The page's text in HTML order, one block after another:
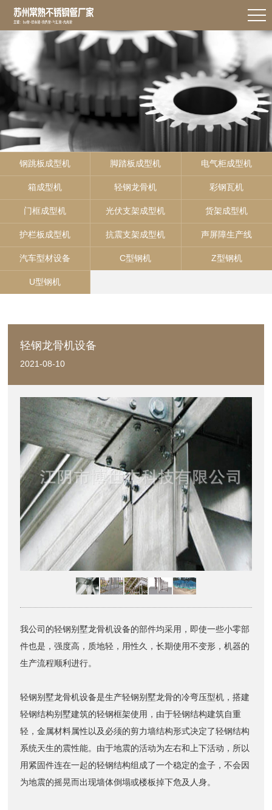
钢跳板成型机 脚踏板成型机 电气柜成型机
箱成型机 轻钢龙骨机 彩钢瓦机
门框成型机 光伏支架成型机 货架成型机
护栏板成型机 抗震支架成型机 声屏障生产线
汽车型材设备 C型钢机 Z型钢机
U型钢机
轻钢龙骨机设备
2021-08-10
我公司的轻钢别墅龙骨机设备的部件均采用，即使一些小零部
件也是，强度高，质地轻，用性久，长期使用不变形，机器的
生产流程顺利进行。
轻钢别墅龙骨机设备是生产轻钢别墅龙骨的冷弯压型机，搭建
轻钢结构别墅建筑的轻钢框架使用，由于轻钢结构建筑自重
轻，金属材料属性以及必须的剪力墙结构形式决定了轻钢结构
系统天生的震性能。由于地震的活动为左右和上下活动，所以
用紧固件连在一起的轻钢结构组成了一个稳定的盒子，不会因
为地震的摇晃而出现墙体倒塌或楼板掉下危及人身。